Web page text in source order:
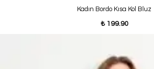
Kadın Bordo Kısa Kol Bluz
₺ 199.90